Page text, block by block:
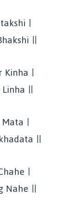
।
॥
।
॥
।
॥
।
Nahe ॥